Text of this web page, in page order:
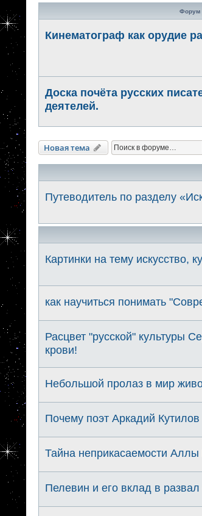
Форум
Кинематограф как орудие
Доска почёта русских
деятелей.
Новая тема
Путеводитель по разделу
Картинки на тему искусство,
как научиться понимать
Расцвет "русской" культуры
крови!
Небольшой пролаз в мир
Почему поэт Аркадий
Тайна неприкасаемости Аллы
Пелевин и его вклад в